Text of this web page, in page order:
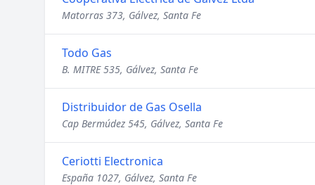
Matorras 373, Gálvez, Santa Fe
Todo Gas
B. MITRE 535, Gálvez, Santa Fe
Distribuidor de Gas Osella
Cap Bermúdez 545, Gálvez, Santa Fe
Ceriotti Electronica
España 1027, Gálvez, Santa Fe